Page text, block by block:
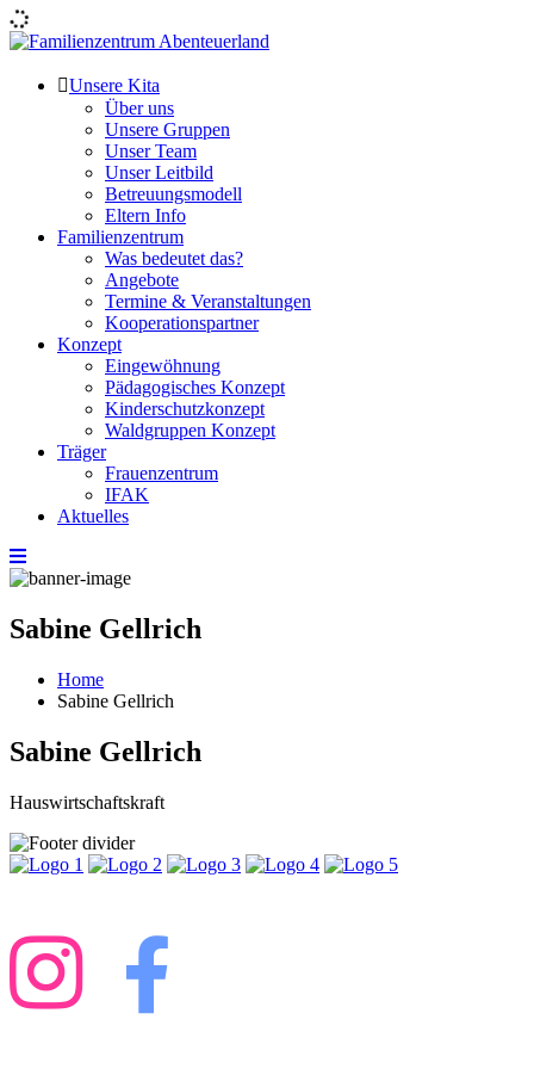
Skip
to
Familienzentrum Abenteuerland
Unsere Kita
Über uns
Unsere Gruppen
Unser Team
Unser Leitbild
Betreuungsmodell
Eltern Info
Familienzentrum
Was bedeutet das?
Angebote
Termine & Veranstaltungen
Kooperationspartner
Konzept
Eingewöhnung
Pädagogisches Konzept
Kinderschutzkonzept
Waldgruppen Konzept
Träger
Frauenzentrum
IFAK
Aktuelles
Sabine Gellrich
Home
Sabine Gellrich
Sabine Gellrich
Hauswirtschaftskraft